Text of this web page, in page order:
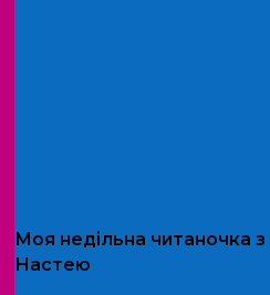
Моя недільна читаночка з
Настею